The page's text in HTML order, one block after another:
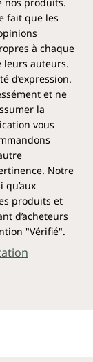
fait que les
à chaque
leurs auteurs.
d’expression.
et ne
la
vous
Notre
produits et
d’acheteurs
"Vérifié".